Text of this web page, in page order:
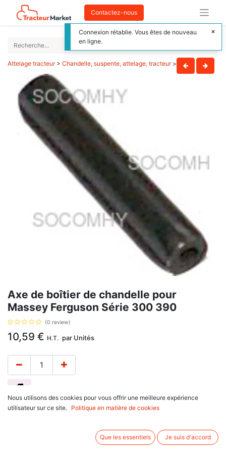
Contactez-nous
Attelage tracteur> Chandelle, suspente, attelage, tracteur>
Axe de boîtier de chandelle pour
Massey Ferguson Série 300 390
(0 review)
10,59 € H.T. par Unités
Axe de boîtier de chandelle pour Massey Ferguson Série 300 390, avec
340, 342, 350, 352, 354, 355, 360, 362, 365, 372, 375, 382,
Nous utilisons des cookies pour vous offrir une meilleure expérience
utilisateur sur ce site.
Politique en matière de cookies
Que les essentiels Je suis d'accord
Connexion rétablie. Vous êtes de nouveau
en ligne.